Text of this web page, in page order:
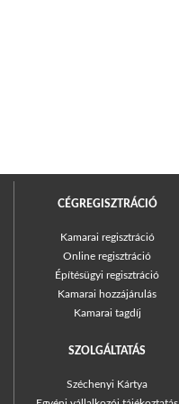
CÉGREGISZTRÁCIÓ
Kamarai regisztráció
Online regisztráció
Építésügyi regisztráció
Kamarai hozzájárulás
Kamarai tagdíj
SZOLGÁLTATÁS
Széchenyi Kártya